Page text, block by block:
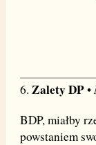
6. Zalety DP•
BDP, miałby
powstaniem